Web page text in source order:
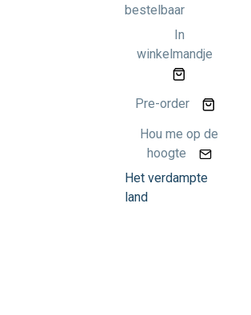
bestelbaar
In
winkelmandje
Pre-order
Hou me op de
hoogte
Het verdampte
land